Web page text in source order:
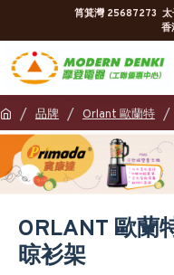
筲箕灣 25687273
香
品牌 Orlant 歐蘭特
ORLANT 歐蘭
晾衫架